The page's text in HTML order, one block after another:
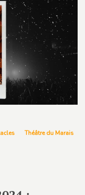
Théâtre du Marais